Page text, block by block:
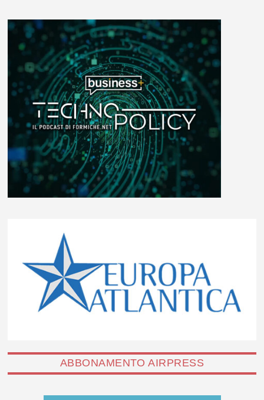
ABBONAMENTO AIRPRESS